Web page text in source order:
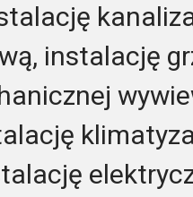
instalację